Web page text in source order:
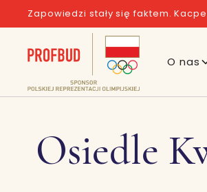
Zapowiedzi stały się faktem.
O nas
Osiedle